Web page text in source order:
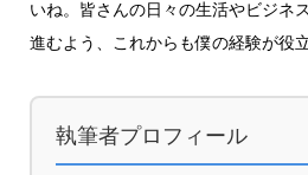
いね。皆さんの日々の生活やビジネ
進むよう、これからも僕の経験が役
執筆者プロフィール